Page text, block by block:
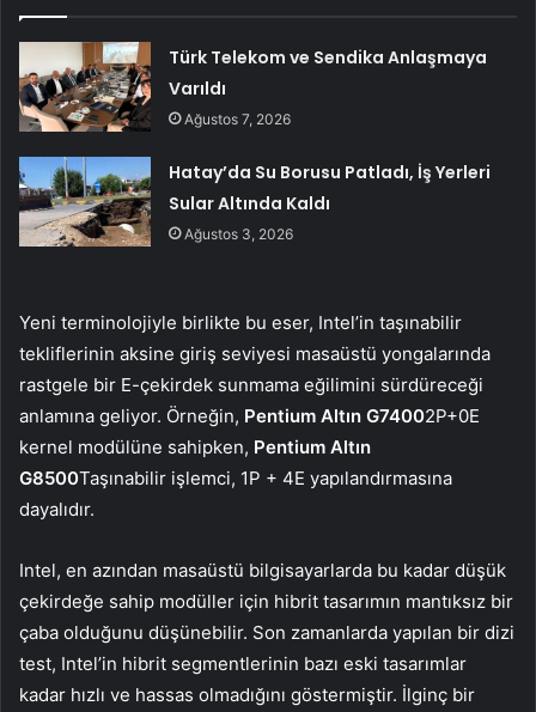
Türk Telekom ve Sendika Anlaşmaya
Varıldı
Ağustos 7, 2026
Hatay’da Su Borusu Patladı, İş Yerleri
Sular Altında Kaldı
Ağustos 3, 2026
Yeni terminolojiyle birlikte bu eser, Intel’in taşınabilir
tekliflerinin aksine giriş seviyesi masaüstü yongalarında
rastgele bir E-çekirdek sunmama eğilimini sürdüreceği
anlamına geliyor. Örneğin, Pentium Altın G74002P+0E
kernel modülüne sahipken, Pentium Altın
G8500Taşınabilir işlemci, 1P + 4E yapılandırmasına
dayalıdır.
Intel, en azından masaüstü bilgisayarlarda bu kadar düşük
çekirdeğe sahip modüller için hibrit tasarımın mantıksız bir
çaba olduğunu düşünebilir. Son zamanlarda yapılan bir dizi
test, Intel’in hibrit segmentlerinin bazı eski tasarımlar
kadar hızlı ve hassas olmadığını göstermiştir. İlginç bir